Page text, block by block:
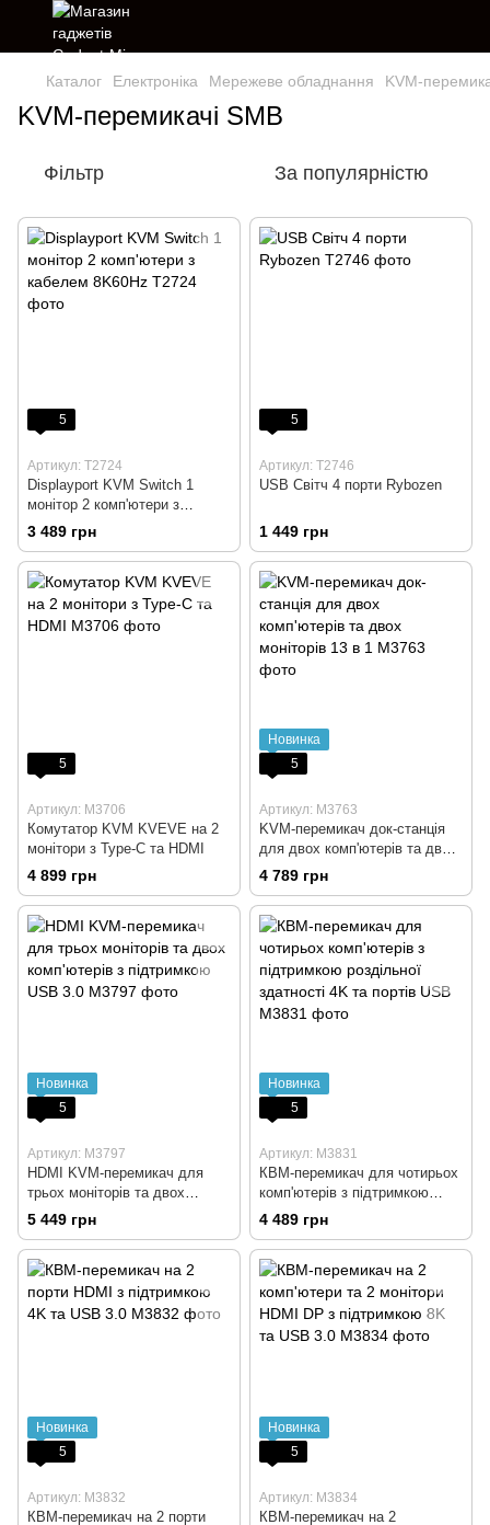
Каталог Електроніка Мережеве обладнання KVM-
KVM-перемикачі SMB
Фільтр За популярністю
5
Артикул: T2724
Displayport KVM Switch 1
монітор 2 комп'ютери з
кабелем 8K60Hz
3 489 грн
5
Артикул: T2746
USB Світч 4 порти Rybozen
1 449 грн
5
Артикул: M3706
Комутатор KVM KVEVE на 2
монітори з Type-C та HDMI
4 899 грн
Новинка
5
Артикул: M3763
KVM-перемикач док-станція
для двох комп'ютерів та двох
моніторів 13 в 1
4 789 грн
Новинка
5
Артикул: M3797
HDMI KVM-перемикач для
трьох моніторів та двох
комп'ютерів з підтримкою USB
5 449 грн
Новинка
5
Артикул: M3831
КВМ-перемикач для чотирьох
комп'ютерів з підтримкою
роздільної здатності 4K та
портів USB
4 489 грн
Новинка
5
Артикул: M3832
КВМ-перемикач на 2 порти
Новинка
5
Артикул: M3834
КВМ-перемикач на 2